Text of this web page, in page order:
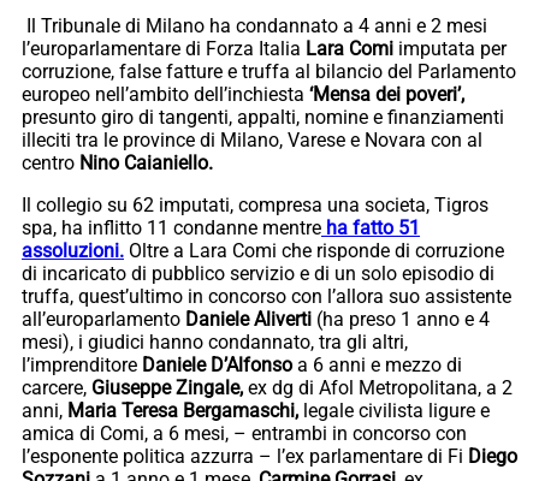
Il Tribunale di Milano ha condannato a 4 anni e 2 mesi
l’europarlamentare di Forza Italia Lara Comi imputata per
corruzione, false fatture e truffa al bilancio del Parlamento
europeo nell’ambito dell’inchiesta ‘Mensa dei poveri’,
presunto giro di tangenti, appalti, nomine e finanziamenti
illeciti tra le province di Milano, Varese e Novara con al
centro Nino Caianiello.
Il collegio su 62 imputati, compresa una societa, Tigros
spa, ha inflitto 11 condanne mentre ha fatto 51
assoluzioni. Oltre a Lara Comi che risponde di corruzione
di incaricato di pubblico servizio e di un solo episodio di
truffa, quest’ultimo in concorso con l’allora suo assistente
all’europarlamento Daniele Aliverti (ha preso 1 anno e 4
mesi), i giudici hanno condannato, tra gli altri,
l’imprenditore Daniele D’Alfonso a 6 anni e mezzo di
carcere, Giuseppe Zingale, ex dg di Afol Metropolitana, a 2
anni, Maria Teresa Bergamaschi, legale civilista ligure e
amica di Comi, a 6 mesi, – entrambi in concorso con
l’esponente politica azzurra – l’ex parlamentare di Fi Diego